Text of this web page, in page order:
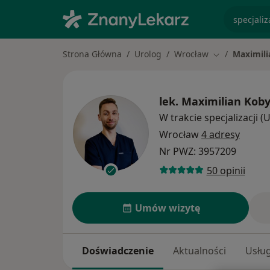
Strona Główna Urolog Wrocław Zmień miasto
lek. Maximilian
W trakcie specjalizacji
Wrocław4 adresy
Nr PWZ: 3957209
50 opinii
Umów wizytę
Doświadczenie Aktualności